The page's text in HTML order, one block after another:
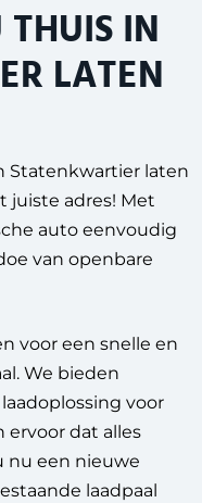
IN
LATEN
Statenkwartier laten
juiste adres! Met
auto eenvoudig
van openbare
voor een snelle en
We bieden
voor
ervoor dat alles
nu een nieuwe
laadpaal